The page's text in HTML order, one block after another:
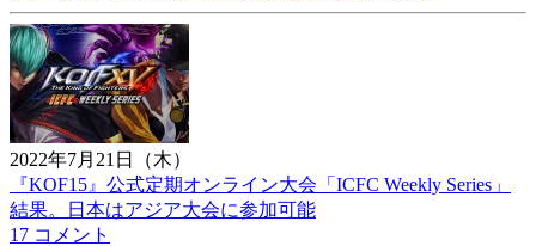
2022年7月21日（木）
『KOF15』公式定期オンライン大会「ICFC Weekly Series」
結果。日本はアジア大会に参加可能
17 コメント